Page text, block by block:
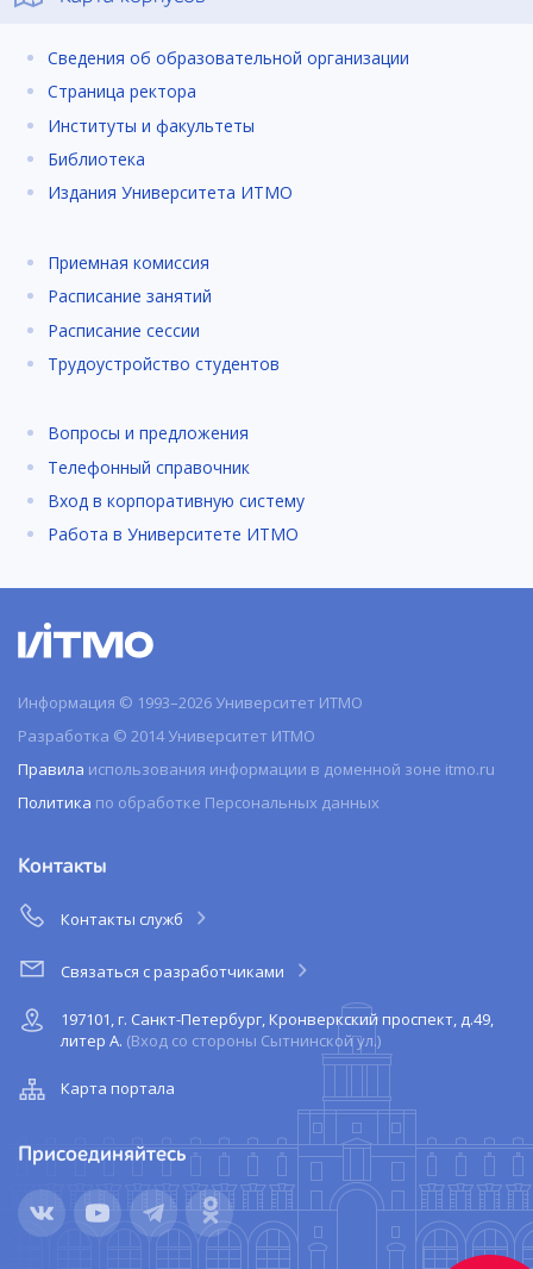
Сведения об образовательной организации
Страница ректора
Институты и факультеты
Библиотека
Издания Университета ИТМО
Приемная комиссия
Расписание занятий
Расписание сессии
Трудоустройство студентов
Вопросы и предложения
Телефонный справочник
Вход в корпоративную систему
Работа в Университете ИТМО
Информация © 1993–2026 Университет ИТМО
Разработка © 2014 Университет ИТМО
Правила использования информации в доменной зоне itmo.ru
Политика по обработке Персональных данных
Контакты
Контакты служб
Связаться с разработчиками
197101, г. Санкт-Петербург, Кронверкский проспект, д.49,
литер А. (Вход со стороны Сытнинской ул.)
Карта портала
Присоединяйтесь